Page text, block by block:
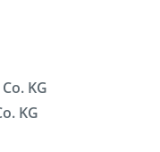
KG
KG